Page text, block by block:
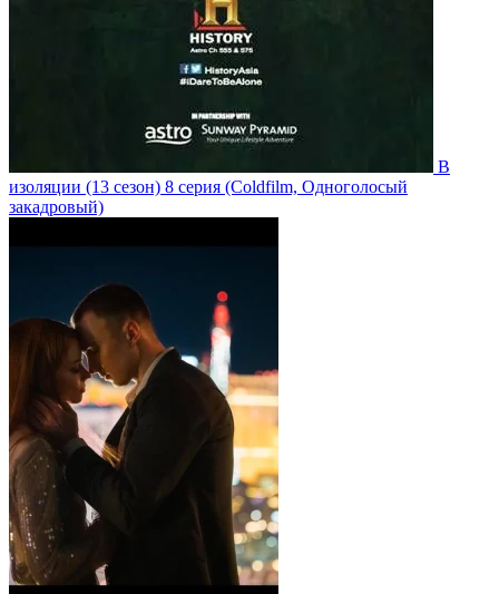
В
изоляции (13 сезон) 8 серия (Coldfilm, Одноголосый
закадровый)